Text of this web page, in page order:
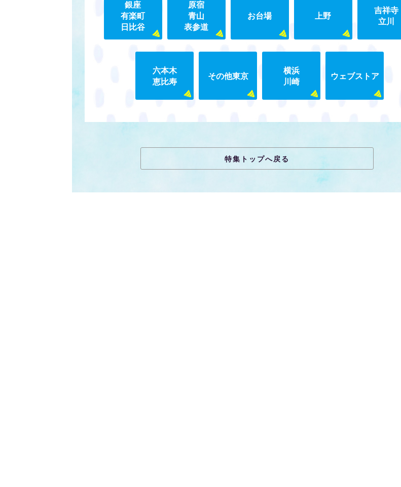
銀座
有楽町
日比谷
原宿
青山
表参道
お台場 上野
吉祥寺
立川
六本木
恵比寿
その他東京
横浜
川崎
ウェブストア
特集トップへ戻る